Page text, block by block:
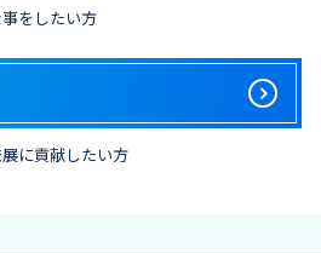
をしたい方
に貢献したい方